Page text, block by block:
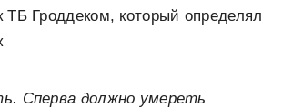
ТБ Гроддеком, который определял
Сперва должно умереть